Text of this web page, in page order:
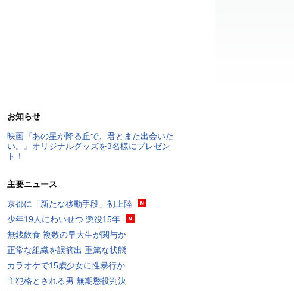
お知らせ
映画『あの星が降る丘で、君とまた出会いた
い。』オリジナルグッズを3名様にプレゼン
ト！
主要ニュース
京都に「新たな移動手段」初上陸
少年19人にわいせつ 懲役15年
無銭飲食 複数の早大生が関与か
正常な組織を誤摘出 重篤な状態
カラオケで15歳少女に性暴行か
主犯格とされる男 無期懲役判決